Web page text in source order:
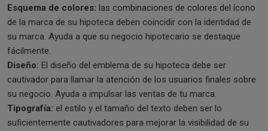
Esquema de colores: las combinaciones de colores del ícono
de la marca de su hipoteca deben coincidir con la identidad de
su marca. Ayuda a que su negocio hipotecario se destaque
fácilmente.
Diseño: El diseño del emblema de su hipoteca debe ser
cautivador para llamar la atención de los usuarios finales sobre
su negocio. Ayuda a impulsar las ventas de tu marca.
Tipografía: el estilo y el tamaño del texto deben ser lo
suficientemente cautivadores para mejorar la visibilidad de su